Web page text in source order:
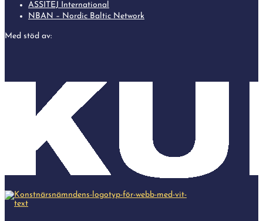
ASSITEJ International
NBAN – Nordic Baltic Network
Med stöd av: